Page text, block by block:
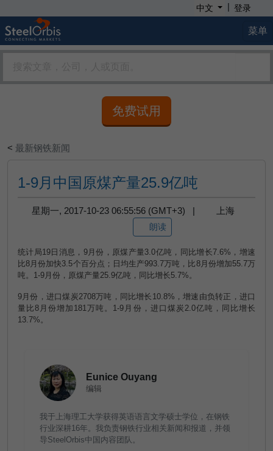
中文 | 登录
菜单
免费试用
< 最新钢铁新闻
1-9月中国原煤产量25.9亿吨
星期一, 2017-10-23 06:55:56 (GMT+3) | 上海
朗读
统计局19 日消息， 9月份，原煤产量3.0亿吨，同比增长7.6% ，增速
比8月份加快3.5个百分点；日均生产993.7万吨，比8月份增加55.7万
吨。 1-9月份，原煤产量25.9亿吨，同比增长5.7%。
9月份，进口煤炭2708万吨，同比增长 10.8% ，增速由负转正，进口
量比8 月份增加 181万吨。 1-9 月份，进口煤炭2.0亿吨，同比增长
13.7%。
Eunice Ouyang
编辑
我于上海理工大学获得英语语言文学硕士学位，在钢铁
行业深耕16年。我负责钢铁行业相关新闻和报道，并领
导SteelOrbis中国内容团队。